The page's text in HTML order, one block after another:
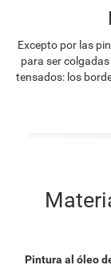
Excepto por las
para ser
tensados: los
Pintura al óleo